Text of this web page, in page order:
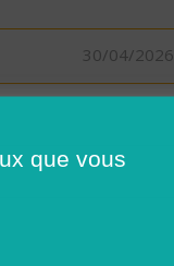
30/04/2026
29/04/2026
que vous